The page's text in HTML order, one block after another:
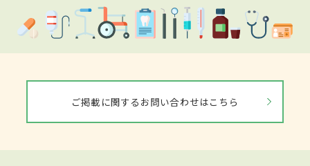
ご掲載に関するお問い合わせはこちら